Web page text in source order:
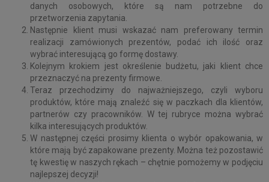
danych osobowych, które są nam potrzebne do
przetworzenia zapytania.
Następnie klient musi wskazać nam preferowany termin
realizacji zamówionych prezentów, podać ich ilość oraz
wybrać interesującą go formę dostawy.
Kolejnym krokiem jest określenie budżetu, jaki klient chce
przeznaczyć na prezenty firmowe.
Teraz przechodzimy do najważniejszego, czyli wyboru
produktów, które mają znaleźć się w paczkach dla klientów,
partnerów czy pracowników. W tej rubryce można wybrać
kilka interesujących produktów.
W następnej części prosimy klienta o wybór opakowania, w
które mają być zapakowane prezenty. Można też pozostawić
tę kwestię w naszych rękach – chętnie pomożemy w podjęciu
najlepszej decyzji!